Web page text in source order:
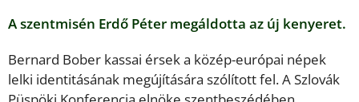
A szentmisén Erdő Péter megáldotta az új kenyeret.
Bernard Bober kassai érsek a közép-európai népek
lelki identitásának megújítására szólított fel. A Szlovák